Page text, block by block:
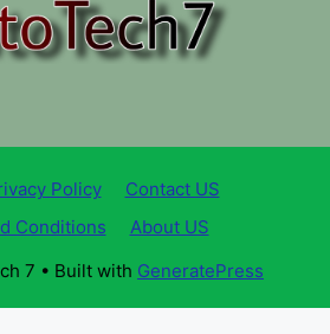
Policy
Contact US
Conditions
About US
7 • Built with GeneratePress